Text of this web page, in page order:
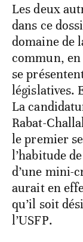
Les deux
dans ce
domaine de
commun, en
se
législatives.
La
Rabat-
le premier
l’habitude
d’une mini-
aurait en
qu’il soit
l’USFP.